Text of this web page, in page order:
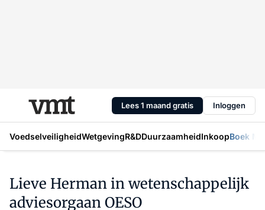
Lees 1 maand gratis Inloggen
VoedselveiligheidWetgevingR&DDuurzaamheidInkoopBoek
Lieve Herman in wetenschappelijk
adviesorgaan OESO